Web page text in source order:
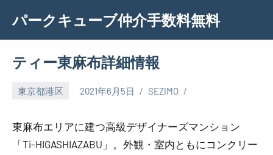
content
パークキューブ仲介手数料無料
ティー東麻布詳細情報
東京都港区 2021年6月5日 SEZIMO
東麻布エリアに建つ高級デザイナーズマンション
「Ti-HIGASHIAZABU」。外観・室内ともにコンクリー